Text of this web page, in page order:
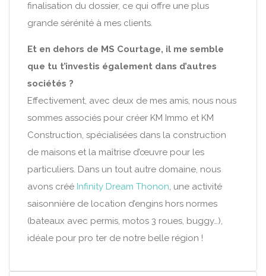
finalisation du dossier, ce qui offre une plus
grande sérénité à mes clients.
Et en dehors de MS Courtage, il me semble
que tu t’investis également dans d’autres
sociétés ?
Effectivement, avec deux de mes amis, nous nous
sommes associés pour créer KM Immo et KM
Construction, spécialisées dans la construction
de maisons et la maîtrise d’œuvre pour les
particuliers. Dans un tout autre domaine, nous
avons créé Infinity Dream Thonon, une activité
saisonnière de location d’engins hors normes
(bateaux avec permis, motos 3 roues, buggy…),
idéale pour pro ter de notre belle région !